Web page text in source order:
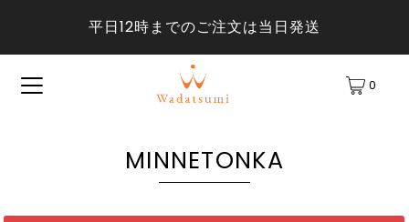
平日12時までのご注文は当日発送
0
MINNETONKA